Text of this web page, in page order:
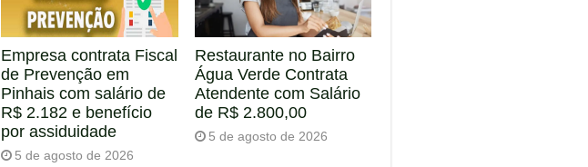
Empresa contrata Fiscal
de Prevenção em
Pinhais com salário de
R$ 2.182 e benefício
por assiduidade
5 de agosto de 2026
Restaurante no Bairro
Água Verde Contrata
Atendente com Salário
de R$ 2.800,00
5 de agosto de 2026